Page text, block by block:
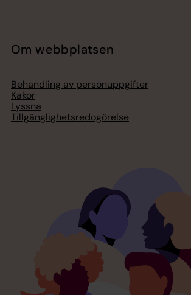
Om webbplatsen
Behandling av personuppgifter
Kakor
Lyssna
Tillgänglighetsredogörelse